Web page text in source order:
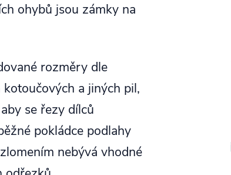
ohybů jsou zámky na
rozměry dle
a jiných pil,
se řezy dílců
pokládce podlahy
nebývá vhodné